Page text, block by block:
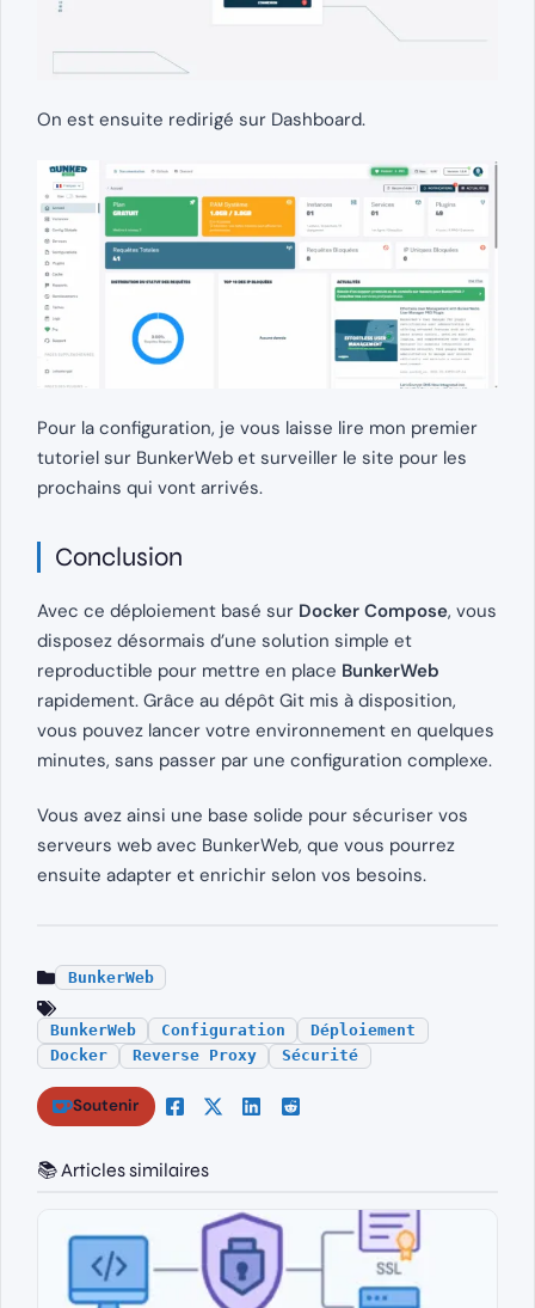
On est ensuite redirigé sur Dashboard.
Pour la configuration, je vous laisse lire mon premier
tutoriel sur BunkerWeb et surveiller le site pour les
prochains qui vont arrivés.
Conclusion
Avec ce déploiement basé sur Docker Compose, vous
disposez désormais d’une solution simple et
reproductible pour mettre en place BunkerWeb
rapidement. Grâce au dépôt Git mis à disposition,
vous pouvez lancer votre environnement en quelques
minutes, sans passer par une configuration complexe.
Vous avez ainsi une base solide pour sécuriser vos
serveurs web avec BunkerWeb, que vous pourrez
ensuite adapter et enrichir selon vos besoins.
BunkerWeb
BunkerWeb Configuration
Déploiement
Docker
Reverse Proxy Sécurité
Soutenir
📚 Articles similaires